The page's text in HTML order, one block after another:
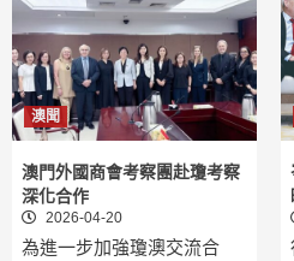
澳聞
澳門外國商會考察團赴瓊考察
深化合作
2026-04-20
為進一步加強瓊澳交流合